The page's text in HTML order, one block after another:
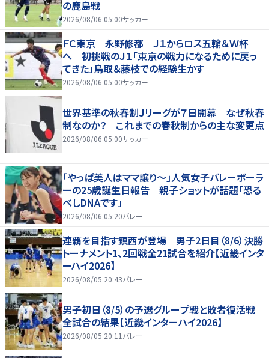
の鹿島戦
2026/08/06 05:00サッカー
ＦＣ東京 永野修都 Ｊ１からロス五輪＆Ｗ杯
へ 初挑戦のＪ１「東京の戦力になるために戻っ
てきた」鳥取＆藤枝での経験生かす
2026/08/06 05:00サッカー
世界基準の秋春制Ｊリーグが７日開幕 なぜ秋春
制なのか？ これまでの春秋制からの主な変更点
2026/08/06 05:00サッカー
「やっぱ美人はママ譲り～」人気女子バレーボーラ
ーの25歳誕生日報告 親子ショットが話題「恐る
べしDNAです」
2026/08/06 05:20バレー
連覇を目指す鎮西が登場 男子2日目（8/6）決勝
トーナメント1、2回戦全21試合を紹介【近畿インタ
ーハイ2026】
2026/08/05 20:43バレー
男子初日（8/5）の予選グループ戦と敗者復活戦
全試合の結果【近畿インターハイ2026】
2026/08/05 20:11 バレー